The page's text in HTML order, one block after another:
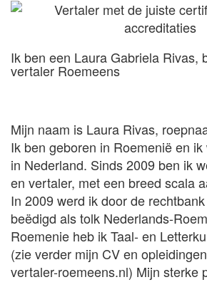
Ik ben een Laura Gabriela Rivas,
vertaler Roemeens
Mijn naam is Laura Rivas,
Ik ben geboren in Roemenië en
in Nederland. Sinds 2009 ben ik
en vertaler, met een breed scala
In 2009 werd ik door de
beëdigd als tolk Nederlands-
Roemenie heb ik Taal- en
(zie verder mijn CV en
vertaler-roemeens.nl) Mijn sterke